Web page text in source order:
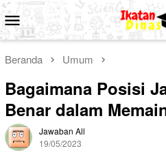
Loncat
ke
konten
Menu
Mobile
Beranda Umum
Bagaimana Posisi
Benar dalam
Jawaban All
19/05/2023